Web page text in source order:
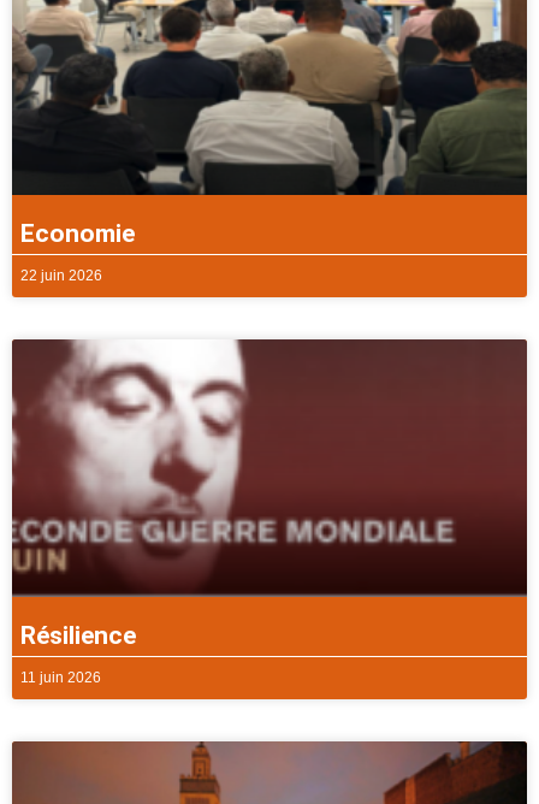
Economie
22 juin 2026
Résilience
11 juin 2026